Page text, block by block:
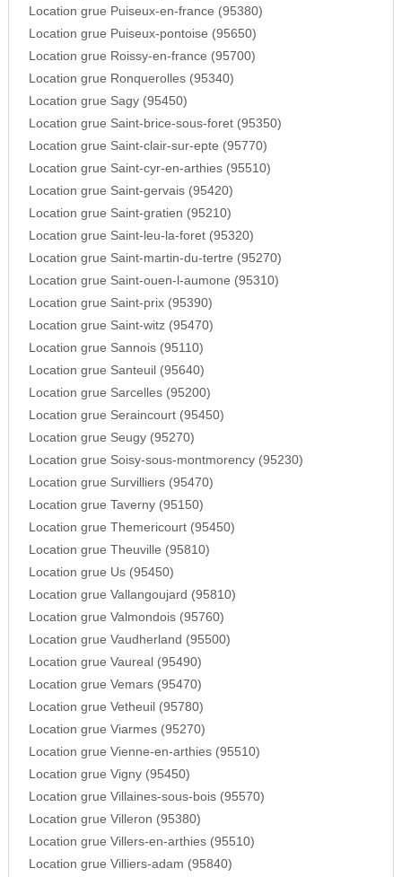
Location grue Puiseux-en-france (95380)
Location grue Puiseux-pontoise (95650)
Location grue Roissy-en-france (95700)
Location grue Ronquerolles (95340)
Location grue Sagy (95450)
Location grue Saint-brice-sous-foret (95350)
Location grue Saint-clair-sur-epte (95770)
Location grue Saint-cyr-en-arthies (95510)
Location grue Saint-gervais (95420)
Location grue Saint-gratien (95210)
Location grue Saint-leu-la-foret (95320)
Location grue Saint-martin-du-tertre (95270)
Location grue Saint-ouen-l-aumone (95310)
Location grue Saint-prix (95390)
Location grue Saint-witz (95470)
Location grue Sannois (95110)
Location grue Santeuil (95640)
Location grue Sarcelles (95200)
Location grue Seraincourt (95450)
Location grue Seugy (95270)
Location grue Soisy-sous-montmorency (95230)
Location grue Survilliers (95470)
Location grue Taverny (95150)
Location grue Themericourt (95450)
Location grue Theuville (95810)
Location grue Us (95450)
Location grue Vallangoujard (95810)
Location grue Valmondois (95760)
Location grue Vaudherland (95500)
Location grue Vaureal (95490)
Location grue Vemars (95470)
Location grue Vetheuil (95780)
Location grue Viarmes (95270)
Location grue Vienne-en-arthies (95510)
Location grue Vigny (95450)
Location grue Villaines-sous-bois (95570)
Location grue Villeron (95380)
Location grue Villers-en-arthies (95510)
Location grue Villiers-adam (95840)